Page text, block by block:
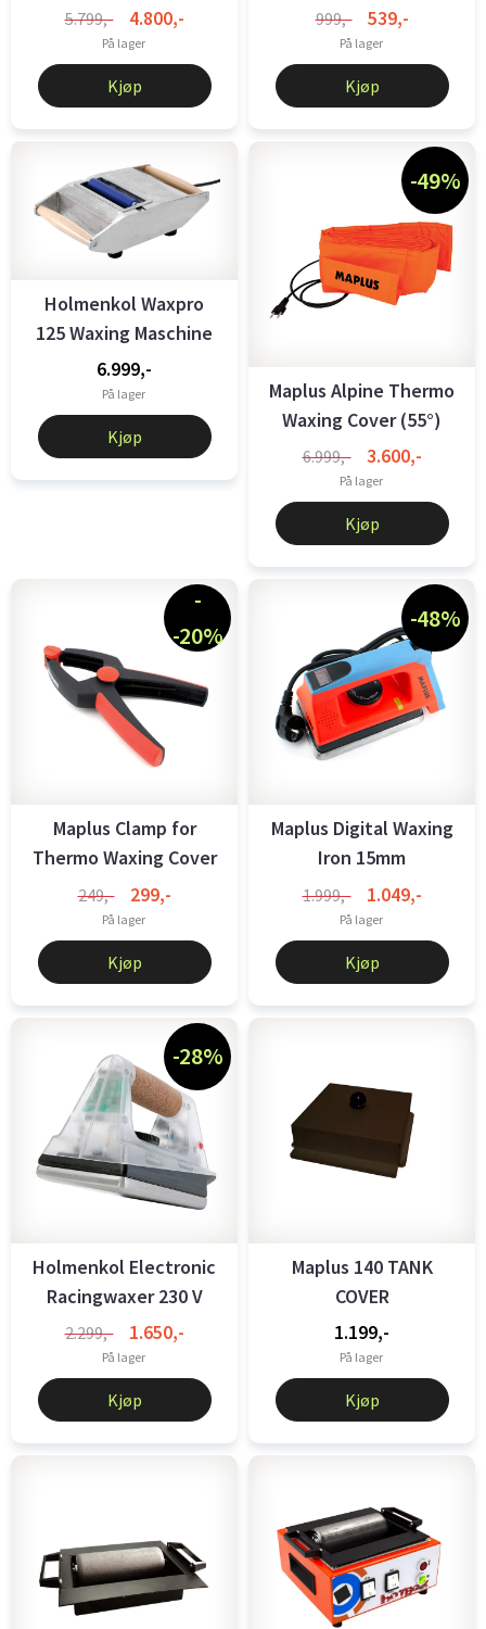
Plate 220V
5.799,- 4.800,-
På lager
Kjøp
999,- 539,-
På lager
Kjøp
Holmenkol Waxpro
125 Waxing Maschine
6.999,-
På lager
Kjøp
-49%
Maplus Alpine Thermo
Waxing Cover (55°)
with 3 ...
6.999,- 3.600,-
På lager
Kjøp
-
-20%
Maplus Clamp for
Thermo Waxing Cover
249,- 299,-
På lager
Kjøp
-48%
Maplus Digital Waxing
Iron 15mm
1.999,- 1.049,-
På lager
Kjøp
-28%
Holmenkol Electronic
Racingwaxer 230 V
2.299,- 1.650,-
På lager
Kjøp
Maplus 140 TANK
COVER
1.199,-
På lager
Kjøp